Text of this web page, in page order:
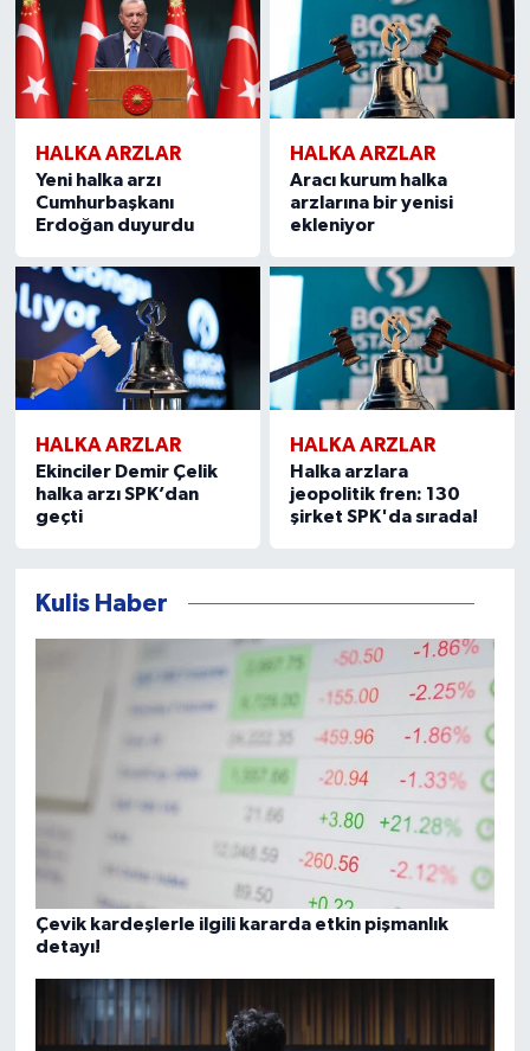
HALKA ARZLAR
Yeni halka arzı
Cumhurbaşkanı
Erdoğan duyurdu
HALKA ARZLAR
Aracı kurum halka
arzlarına bir yenisi
ekleniyor
HALKA ARZLAR
Ekinciler Demir Çelik
halka arzı SPK’dan
geçti
HALKA ARZLAR
Halka arzlara
jeopolitik fren: 130
şirket SPK'da sırada!
Kulis Haber
Çevik kardeşlerle ilgili kararda etkin pişmanlık
detayı!